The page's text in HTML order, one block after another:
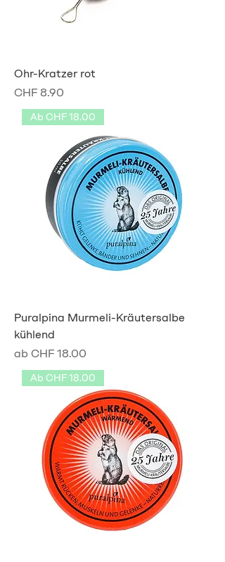
Ohr-Kratzer rot
Preis
CHF 8.90
Ab CHF 18.00
Puralpina Murmeli-Kräutersalbe
kühlend
ab CHF 18.00
Sale-Preis
Ab CHF 18.00